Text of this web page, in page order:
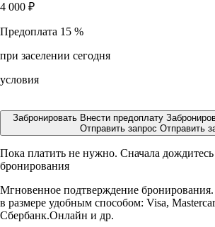
4 000 ₽
Предоплата 15 %
при заселении сегодня
условия
Забронировать Внести предоплату
Отправить запрос Отправить
Пока платить не нужно. Сначала
бронирования
Мгновенное подтверждение
в размере удобным способом: Visa,
Сбербанк.Онлайн и др.